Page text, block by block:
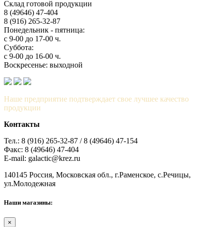
Склад готовой продукции
8 (49646) 47-404
8 (916) 265-32-87
Понедельник - пятница:
с 9-00 до 17-00 ч.
Суббота:
с 9-00 до 16-00 ч.
Воскресенье: выходной
Наше предприятие подтверждает свое лучшее качество
продукции
Контакты
Тел.: 8 (916) 265-32-87 / 8 (49646) 47-154
Факс: 8 (49646) 47-404
E-mail: galactic@krez.ru
140145 Россия, Московская обл., г.Раменское, с.Речицы,
ул.Молодежная
Наши магазины:
×